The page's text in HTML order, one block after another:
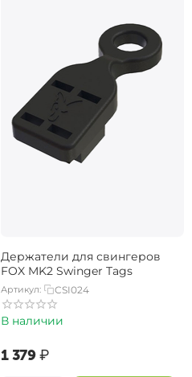
Держатели для свингеров
FOX MK2 Swinger Tags
Артикул: CSI024
В наличии
‍1 379‍₽